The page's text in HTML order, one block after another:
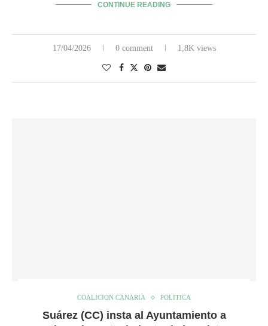
CONTINUE READING
17/04/2026 0 comment 1,8K views
COALICIÓN CANARIA POLÍTICA
Suárez (CC) insta al Ayuntamiento a